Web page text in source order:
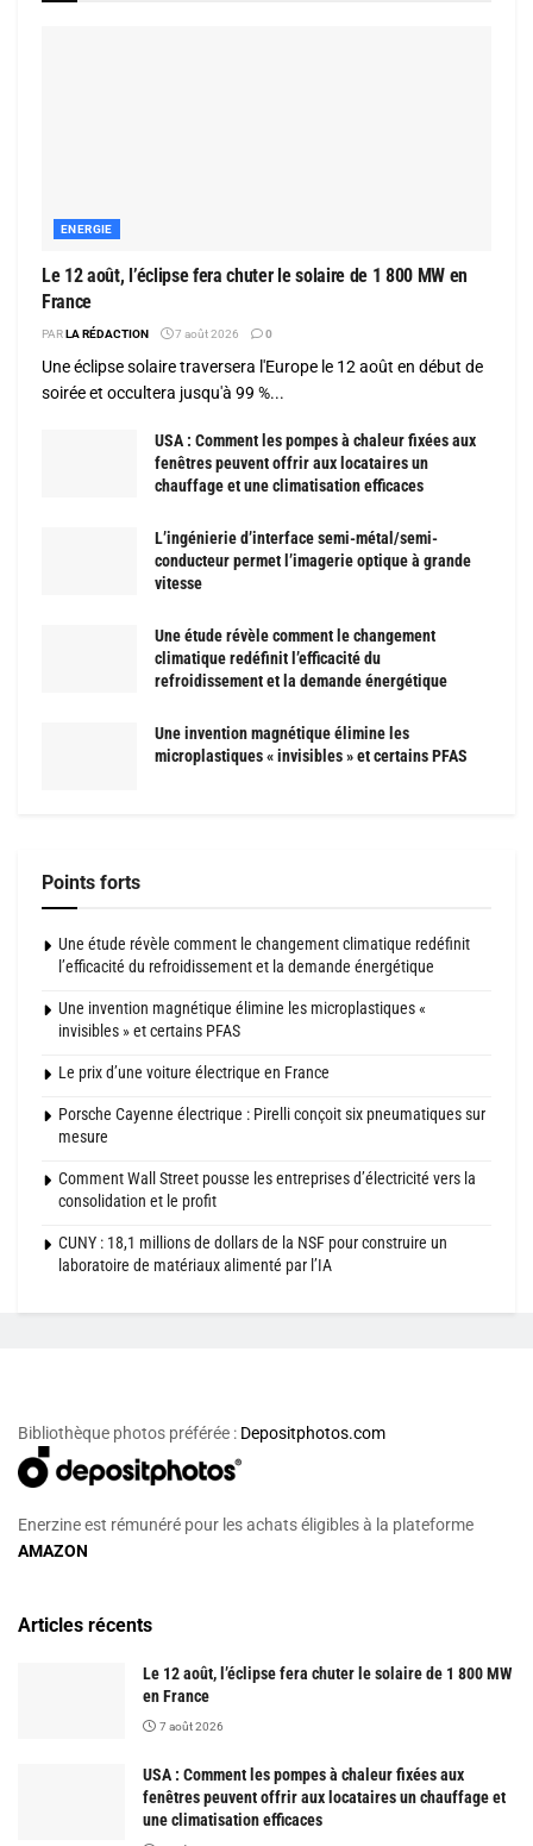
ENERGIE
Le 12 août, l’éclipse fera chuter le solaire de 1 800 MW en
France
PARLA RÉDACTION 7 août 2026 0
Une éclipse solaire traversera l'Europe le 12 août en début de
soirée et occultera jusqu'à 99 %...
USA : Comment les pompes à chaleur fixées aux
fenêtres peuvent offrir aux locataires un
chauffage et une climatisation efficaces
L’ingénierie d’interface semi-métal/semi-
conducteur permet l’imagerie optique à grande
vitesse
Une étude révèle comment le changement
climatique redéfinit l’efficacité du
refroidissement et la demande énergétique
Une invention magnétique élimine les
microplastiques « invisibles » et certains PFAS
Points forts
Une étude révèle comment le changement climatique redéfinit
l’efficacité du refroidissement et la demande énergétique
Une invention magnétique élimine les microplastiques «
invisibles » et certains PFAS
Le prix d’une voiture électrique en France
Porsche Cayenne électrique : Pirelli conçoit six pneumatiques sur
mesure
Comment Wall Street pousse les entreprises d’électricité vers la
consolidation et le profit
CUNY : 18,1 millions de dollars de la NSF pour construire un
laboratoire de matériaux alimenté par l’IA
Bibliothèque photos préférée : Depositphotos.com
Enerzine est rémunéré pour les achats éligibles à la plateforme
AMAZON
Articles récents
Le 12 août, l’éclipse fera chuter le solaire de 1 800 MW
en France
7 août 2026
USA : Comment les pompes à chaleur fixées aux
fenêtres peuvent offrir aux locataires un chauffage et
une climatisation efficaces